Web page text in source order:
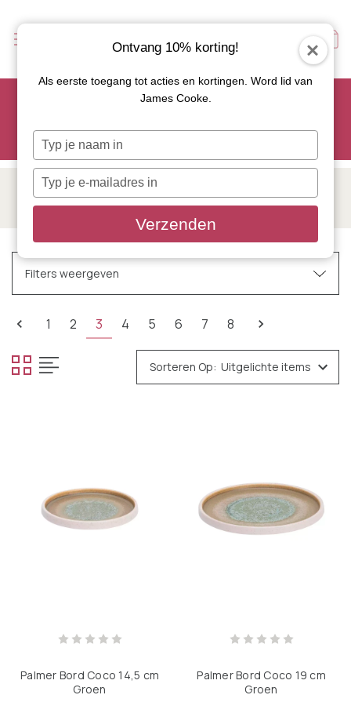
Scoor je favoriete tapasservies nu met 15% korting en
Let op: de actie geldt alleen op geselecteerde artikelen met
PALMER
Filters weergeven
Verfijnen op
Geen filters toegepast
1 2 3 4 5 6 7 8
Sorteren Op:
Palmer Bord Coco 14,5 cm
Groen
Palmer Bord Coco 19 cm
Groen
Ontvang 10% korting!
Als eerste toegang tot acties en kortingen. Word lid van
James Cooke.
Typ
je
naam
Typ
je
e-
in
Verzenden